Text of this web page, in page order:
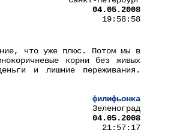
04.05.2008
19:58:58
что уже плюс. Потом мы в
корни без живых
и лишние переживания.
филифьонка
Зеленоград
04.05.2008
21:57:17